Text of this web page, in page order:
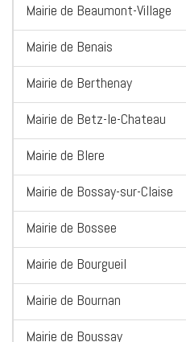
Mairie de Beaumont-Village
Mairie de Benais
Mairie de Berthenay
Mairie de Betz-le-Chateau
Mairie de Blere
Mairie de Bossay-sur-Claise
Mairie de Bossee
Mairie de Bourgueil
Mairie de Bournan
Mairie de Boussay